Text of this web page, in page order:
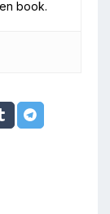
book.